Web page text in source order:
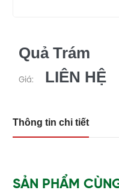
Quả Trám
Giá: LIÊN HỆ
Thông tin chi tiết
SẢN PHẨM